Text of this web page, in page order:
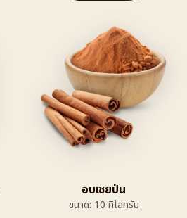
อบเชยป่น
ขนาด: 10 กิโลกรัม